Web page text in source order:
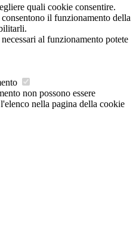
quali cookie consentire.
il funzionamento della
al funzionamento potete
non possono essere
nella pagina della cookie